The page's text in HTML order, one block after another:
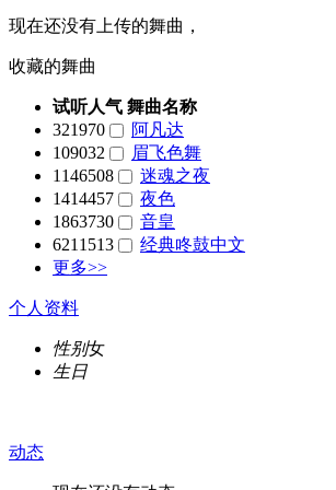
现在还没有上传的舞曲，
收藏的舞曲
试听人气 舞曲名称
321970
阿凡达
109032
眉飞色舞
1146508
迷魂之夜
1414457
夜色
1863730
音皇
6211513
经典咚鼓中文
更多>>
个人资料
性别女
生日
动态